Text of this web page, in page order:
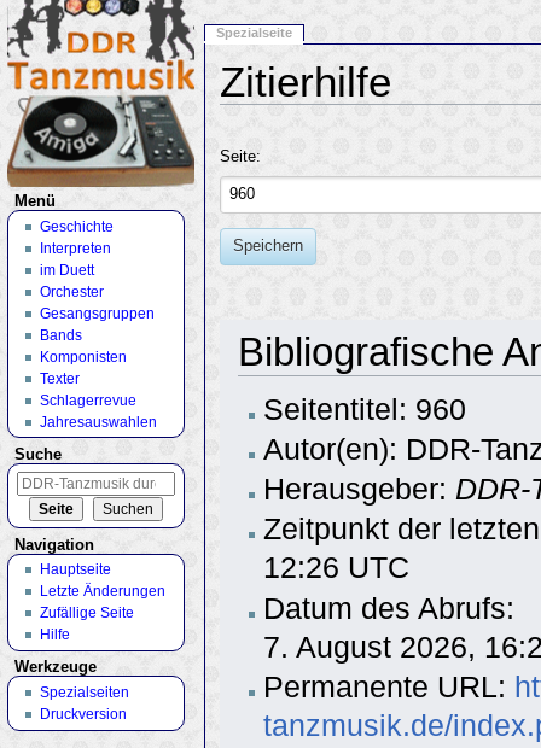
Zitierhilfe
Seite:
Speichern
Bibliografische
Seitentitel: 960
Autor(en): DDR-
Herausgeber:
Zeitpunkt der
12:26 UTC
Datum des Abrufs:
7. August 2026,
Permanente URL:
tanzmusik.de/
Spezialseite
Menü
Geschichte
Interpreten
im Duett
Orchester
Gesangsgruppen
Bands
Komponisten
Texter
Schlagerrevue
Jahresauswahlen
Suche
Navigation
Hauptseite
Letzte Änderungen
Zufällige Seite
Hilfe
Werkzeuge
Spezialseiten
Druckversion